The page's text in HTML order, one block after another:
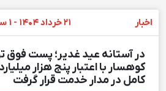
اخبار 21 خرداد 1404 - 1 سال پیش
کوهسار با اعتبار پنج هزار
کامل در مدار خدمت قرار گرفت